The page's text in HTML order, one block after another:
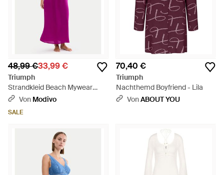
48,99 €33,99 €
Triumph
Strandkleid Beach Mywear
10226462 Relaxed Fit - Lila
Von Modivo
SALE
70,40 €
Triumph
Nachthemd Boyfriend - Lila
VonABOUT YOU